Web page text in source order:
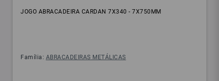
JOGO ABRACADEIRA CARDAN 7X340 - 7X750MM
Família: ABRACADEIRAS METÁLICAS